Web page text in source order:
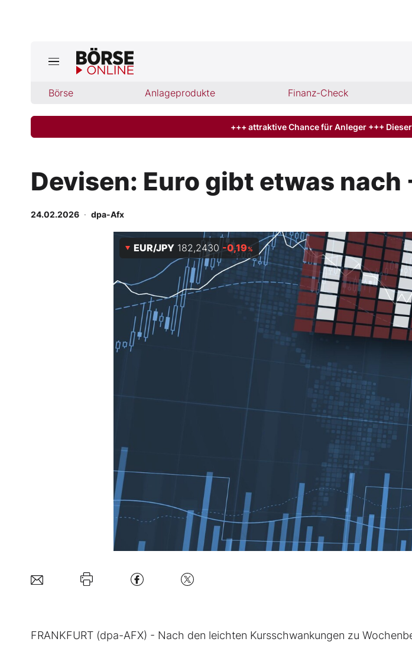
Börse Anlageprodukte Finanz-Check
Börse
Abo & Shop
BO-Musterdepots
Experten
Mein B:O
Mein Konto
+++ attraktive Chance für Anleger +++
Devisen: Euro gibt etwas nach
24.02.2026 · dpa-Afx
EUR/JPY 182,2430 -0,19%
FRANKFURT (dpa-AFX) - Nach den leichten Kursschwankungen zu